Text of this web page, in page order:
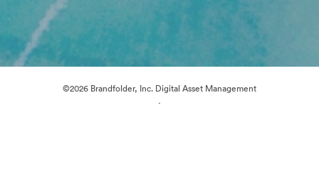
©2026 Brandfolder, Inc. Digital Asset Management
·